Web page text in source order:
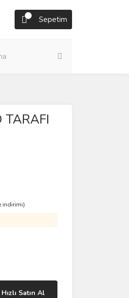
Sepetim
TARAFI
indirimi)
Hızlı Satın Al